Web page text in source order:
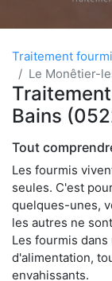
Traitement
Le Monêtier-
Bains
Tout
Les fourmis
seules. C'est
quelques-unes,
les autres ne
Les fourmis
d'alimentation,
envahissants.